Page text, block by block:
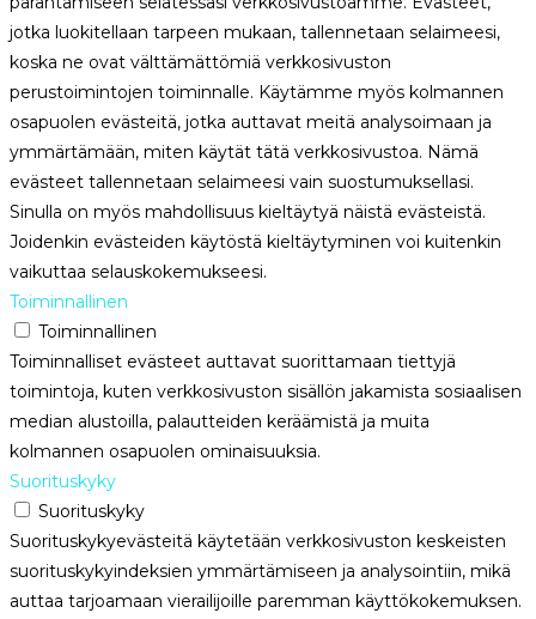
jotka luokitellaan tarpeen mukaan, tallennetaan selaimeesi,
koska ne ovat välttämättömiä verkkosivuston
perustoimintojen toiminnalle. Käytämme myös kolmannen
osapuolen evästeitä, jotka auttavat meitä analysoimaan ja
ymmärtämään, miten käytät tätä verkkosivustoa. Nämä
evästeet tallennetaan selaimeesi vain suostumuksellasi.
Sinulla on myös mahdollisuus kieltäytyä näistä evästeistä.
Joidenkin evästeiden käytöstä kieltäytyminen voi kuitenkin
vaikuttaa selauskokemukseesi.
Toiminnallinen
Toiminnallinen
Toiminnalliset evästeet auttavat suorittamaan tiettyjä
toimintoja, kuten verkkosivuston sisällön jakamista sosiaalisen
median alustoilla, palautteiden keräämistä ja muita
kolmannen osapuolen ominaisuuksia.
Suorituskyky
Suorituskyky
Suorituskykyevästeitä käytetään verkkosivuston keskeisten
suorituskykyindeksien ymmärtämiseen ja analysointiin, mikä
auttaa tarjoamaan vierailijoille paremman käyttökokemuksen.